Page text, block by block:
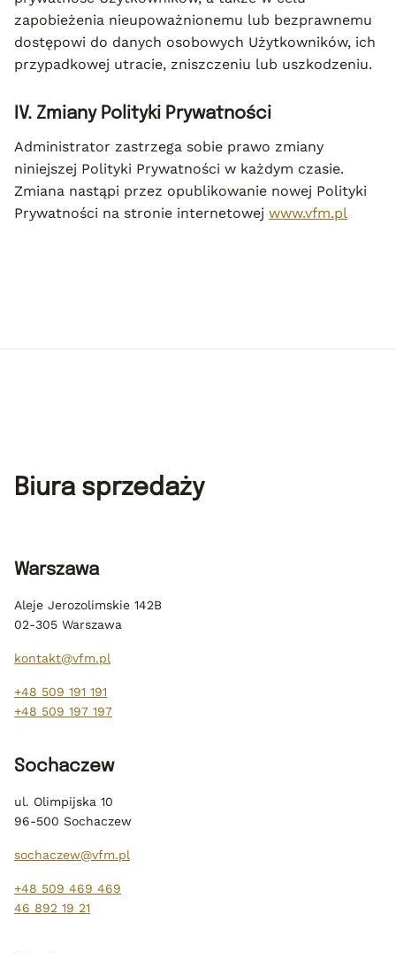
zapobieżenia nieupoważnionemu lub bezprawnemu
dostępowi do danych osobowych Użytkowników, ich
przypadkowej utracie, zniszczeniu lub uszkodzeniu.
IV. Zmiany Polityki Prywatności
Administrator zastrzega sobie prawo zmiany
niniejszej Polityki Prywatności w każdym czasie.
Zmiana nastąpi przez opublikowanie nowej Polityki
Prywatności na stronie internetowej www.vfm.pl
Biura sprzedaży
Warszawa
Aleje Jerozolimskie 142B
02-305 Warszawa
kontakt@vfm.pl
+48 509 191 191
+48 509 197 197
Sochaczew
ul. Olimpijska 10
96-500 Sochaczew
sochaczew@vfm.pl
+48 509 469 469
46 892 19 21